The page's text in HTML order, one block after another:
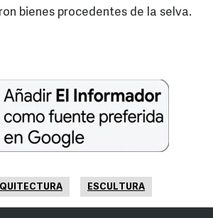
bienes procedentes de la selva.
ESCULTURA